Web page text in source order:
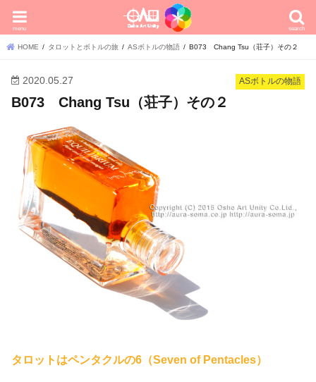
search
menu
HOME タロットとボトルの旅 ASボトルの物語 B073 Chang Tsu（荘子）その２
ASボトルの物語
2020.05.27
B073 Chang Tsu（荘子）その２
タロットはペンタクルの6（Seven of Pentacles）